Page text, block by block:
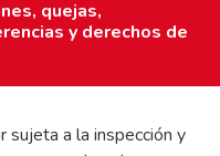
quejas,
y derechos de
sujeta a la inspección y